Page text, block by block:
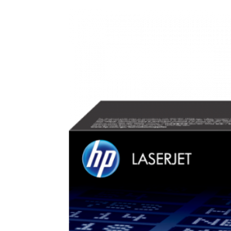
Accesorii multifunctionale
Piese schimb
Consumabile imprimanta